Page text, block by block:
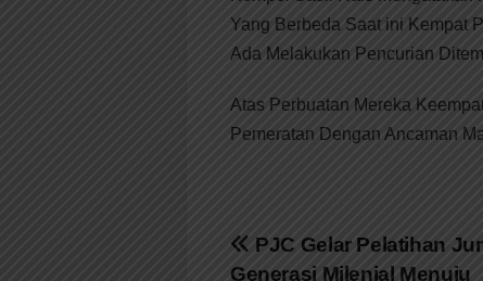
Yang Berbeda Saat ini Kempat
Ada Melakukan Pencurian
Atas Perbuatan Mereka
Pemeratan Dengan Ancaman
Navigasi
PJC Gelar Pelatihan
Generasi Milenial Menuju